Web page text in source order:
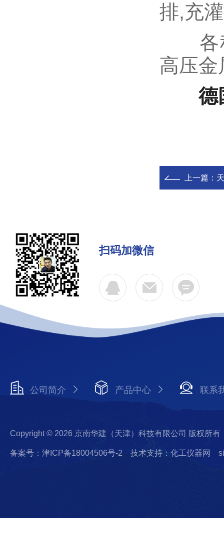
排,充
各种
高压金
德
上一篇：
扫码加微信
公司简介 产品中心 联系
Copyright © 2026 京南华建（天津）科技有限公司 版权所有
备案号：津ICP备18004506号-2 技术支持：化工仪器网